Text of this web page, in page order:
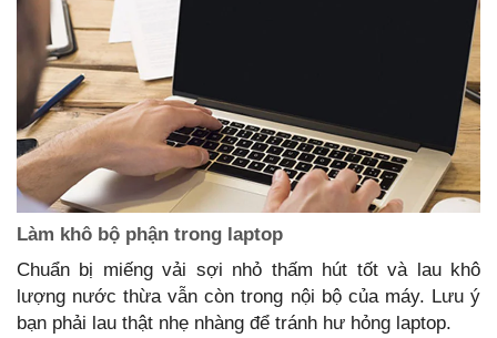
Làm khô bộ phận trong laptop
Chuẩn bị miếng vải sợi nhỏ thấm hút tốt và lau khô
lượng nước thừa vẫn còn trong nội bộ của máy. Lưu ý
bạn phải lau thật nhẹ nhàng để tránh hư hỏng laptop.